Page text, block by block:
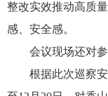
整改实效推动高质
感、安全感。
会议现场还对
根据此次巡察